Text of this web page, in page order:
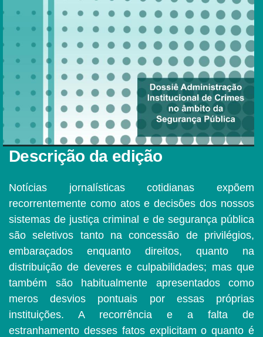
Descrição da edição
Notícias jornalísticas cotidianas expõem
recorrentemente como atos e decisões dos nossos
sistemas de justiça criminal e de segurança pública
são seletivos tanto na concessão de privilégios,
embaraçados enquanto direitos, quanto na
distribuição de deveres e culpabilidades; mas que
também são habitualmente apresentados como
meros desvios pontuais por essas próprias
instituições. A recorrência e a falta de
estranhamento desses fatos explicitam o quanto é